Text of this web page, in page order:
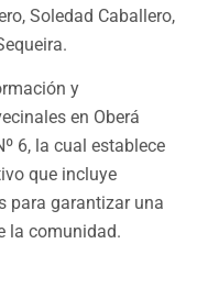
Soledad Caballero,
y
en Oberá
6, la cual establece
que incluye
para garantizar una
la comunidad.